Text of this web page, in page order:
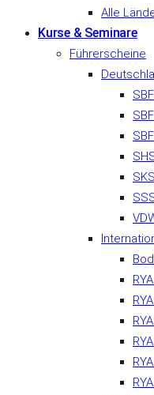
Alle
Kurse & Seminare
Führerscheine
SKS